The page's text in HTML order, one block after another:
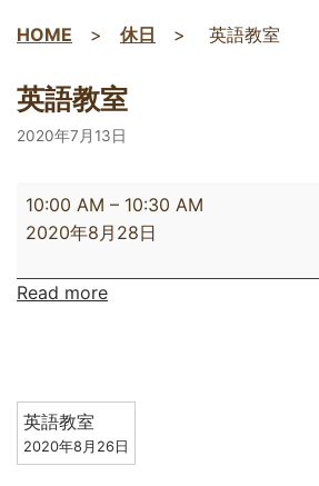
ス
ッ
プ
HOME > 休日 > 英語教室
英語教室
2020年7月13日
10:00 AM – 10:30 AM
2020年8月28日
Read more
英語教室
2020年8月26日